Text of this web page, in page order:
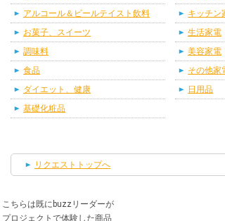
アルコール＆ビールテイスト飲料
お菓子、スイーツ
調味料
食品
ダイエット、健康
基礎化粧品
キッチン
生活家電
美容家電
その他家
日用品
リクエストトップへ
こちらは既にbuzzリーダーが
プロジェクトで体験した商品